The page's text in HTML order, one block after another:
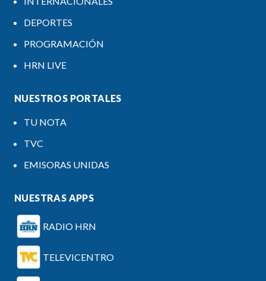
DEPORTES
PROGRAMACIÓN
HRN LIVE
NUESTROS PORTALES
TU NOTA
TVC
EMISORAS UNIDAS
NUESTRAS APPS
RADIO HRN
TELEVICENTRO